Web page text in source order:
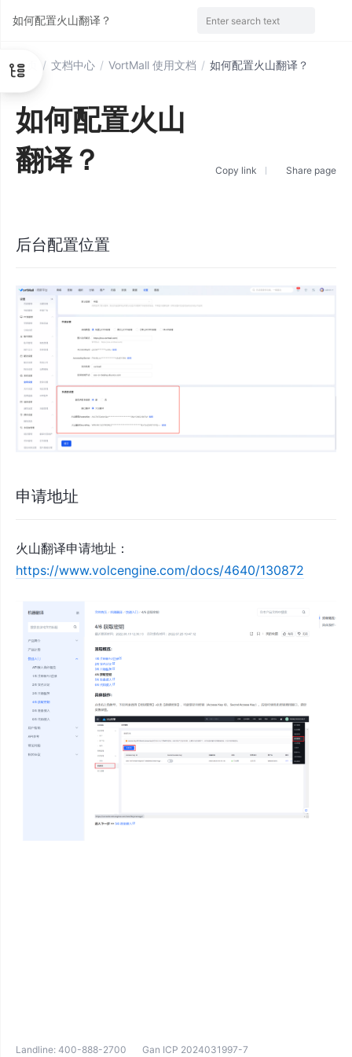
首页 / 文档中心 / VortMall 使用文档 / 如何配置火山翻译？
如何配置火山
翻译？
Copy link Share page
后台配置位置
申请地址
火山翻译申请地址：
https://www.volcengine.com/docs/4640/130872
Landline: 400-888-2700 Gan ICP 2024031997-7
如何配置火山翻译？ Enter search text